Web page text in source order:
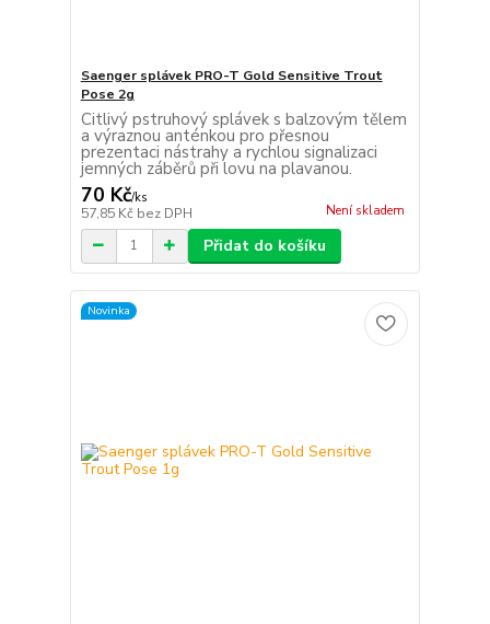
Saenger splávek PRO-T Gold Sensitive Trout
Pose 2g
Citlivý pstruhový splávek s balzovým tělem
a výraznou anténkou pro přesnou
prezentaci nástrahy a rychlou signalizaci
jemných záběrů při lovu na plavanou.
70 Kč/ks
57,85 Kč bez DPH Není skladem
Přidat do košíku
Novinka